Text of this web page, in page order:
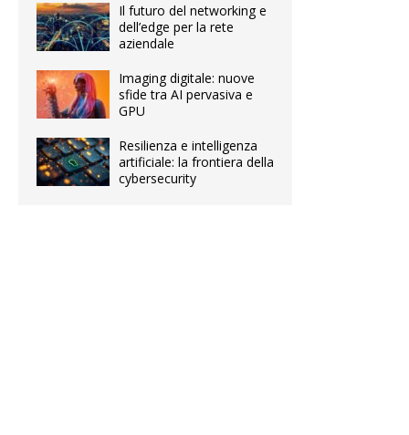
Il futuro del networking e
dell’edge per la rete
aziendale
Imaging digitale: nuove
sfide tra AI pervasiva e
GPU
Resilienza e intelligenza
artificiale: la frontiera della
cybersecurity